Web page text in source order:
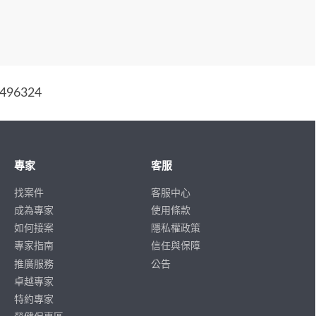
專家
找案件
成為專家
如何接案
專家指南
推廣服務
卓越專家
特約專家
客服
客服中心
使用條款
隱私權政策
信任與保障
公告